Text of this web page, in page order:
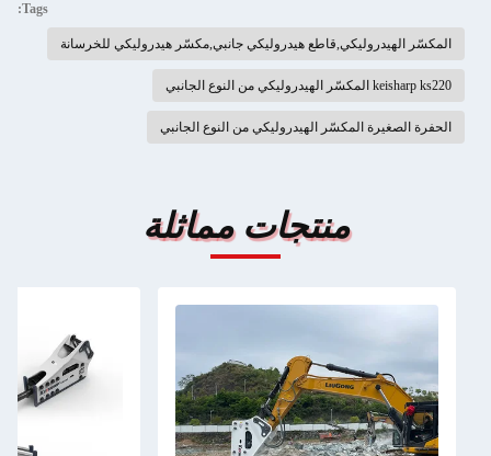
Tags:
المكسّر الهيدروليكي,قاطع هيدروليكي جانبي,مكسّر هيدروليكي للخرسانة
keisharp ks220 المكسّر الهيدروليكي من النوع الجانبي
الحفرة الصغيرة المكسّر الهيدروليكي من النوع الجانبي
منتجات مماثلة